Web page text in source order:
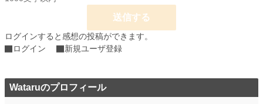
1,539 pt (73,655 位)
累計ポイント 1,539 pt (177,776 位)
送信する
ログインすると感想の投稿ができます。
ログイン
新規ユーザ登録
Wataruのプロフィール